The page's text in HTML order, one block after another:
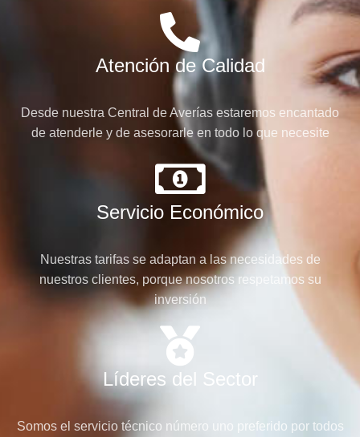
Atención de Calidad
Desde nuestra Central de Averías estaremos encantado
de atenderle y de asesorarle en todo lo que necesite
Servicio Económico
Nuestras tarifas se adaptan a las necesidades de
nuestros clientes, porque nosotros respetamos su
inversión
Líderes del Sector
Somos el servicio técnico número uno preferido por todos